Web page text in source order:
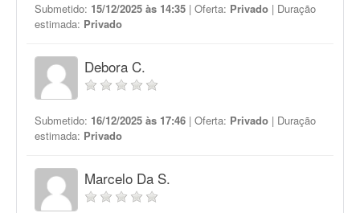
Submetido: 15/12/2025 às 14:35 | Oferta: Privado | Duração
estimada: Privado
Debora C.
Submetido: 16/12/2025 às 17:46 | Oferta: Privado | Duração
estimada: Privado
Marcelo Da S.